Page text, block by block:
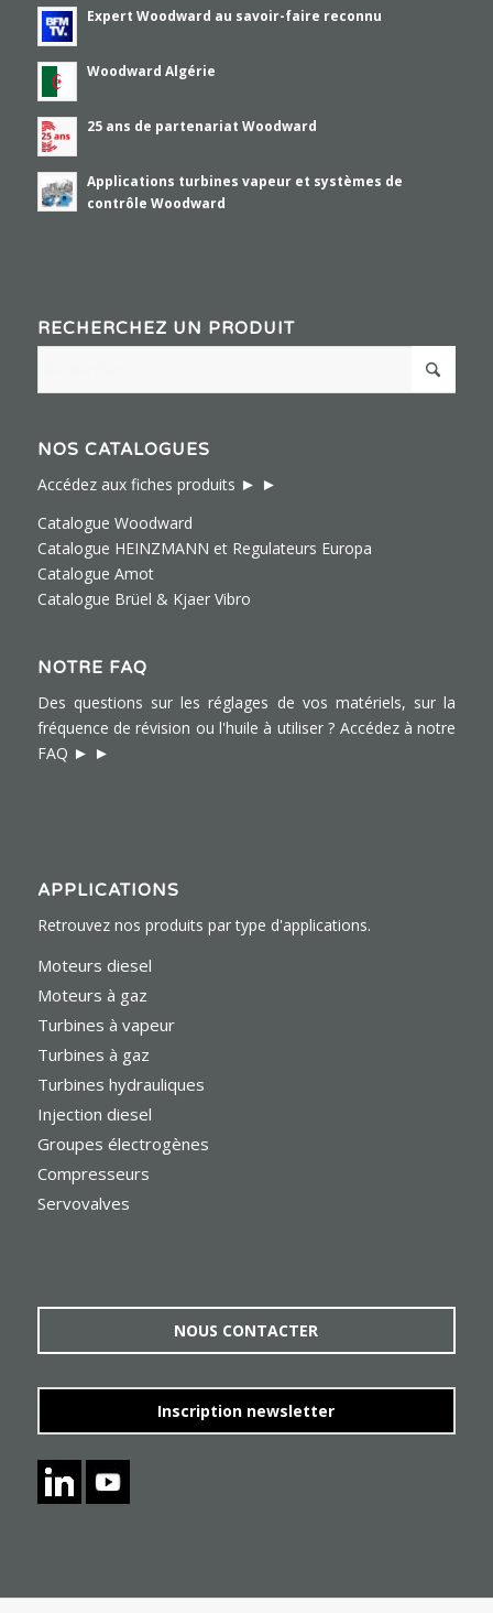
Expert Woodward au savoir-faire reconnu
Woodward Algérie
25 ans de partenariat Woodward
Applications turbines vapeur et systèmes de
contrôle Woodward
RECHERCHEZ UN PRODUIT
NOS CATALOGUES
Accédez aux fiches produits ► ►
Catalogue Woodward
Catalogue HEINZMANN et Regulateurs Europa
Catalogue Amot
Catalogue Brüel & Kjaer Vibro
NOTRE FAQ
Des questions sur les réglages de vos matériels, sur la
fréquence de révision ou l'huile à utiliser ? Accédez à notre
FAQ ► ►
APPLICATIONS
Retrouvez nos produits par type d'applications.
Moteurs diesel
Moteurs à gaz
Turbines à vapeur
Turbines à gaz
Turbines hydrauliques
Injection diesel
Groupes électrogènes
Compresseurs
Servovalves
NOUS CONTACTER
Inscription newsletter